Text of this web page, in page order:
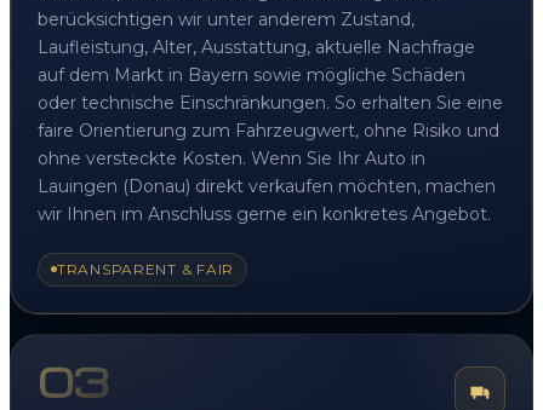
berücksichtigen wir unter anderem Zustand,
Laufleistung, Alter, Ausstattung, aktuelle Nachfrage
auf dem Markt in Bayern sowie mögliche Schäden
oder technische Einschränkungen. So erhalten Sie eine
faire Orientierung zum Fahrzeugwert, ohne Risiko und
ohne versteckte Kosten. Wenn Sie Ihr Auto in
Lauingen (Donau) direkt verkaufen möchten, machen
wir Ihnen im Anschluss gerne ein konkretes Angebot.
TRANSPARENT & FAIR
03